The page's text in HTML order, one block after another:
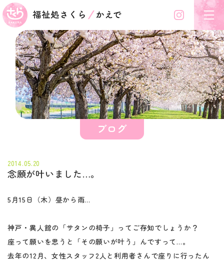
福祉処さくら/かえで
Instagram
ブログ
2014.05.20
念願が叶いました…。
5月15日（木）昼から雨…
神戸・異人館の「サタンの椅子」ってご存知でしょうか？
座って願いを思うと「その願いが叶う」んですって…。
去年の12月、女性スタッフ2人と利用者さんで座りに行ったん